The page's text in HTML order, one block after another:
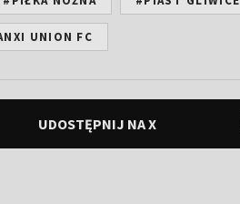
UNION FC
UDOSTĘPNIJ NA X